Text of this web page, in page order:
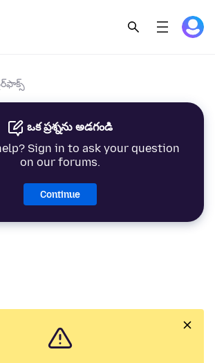
ఒక ప్రశ్నను అడగండి
Sign in to ask your question
on our forums.
Continue